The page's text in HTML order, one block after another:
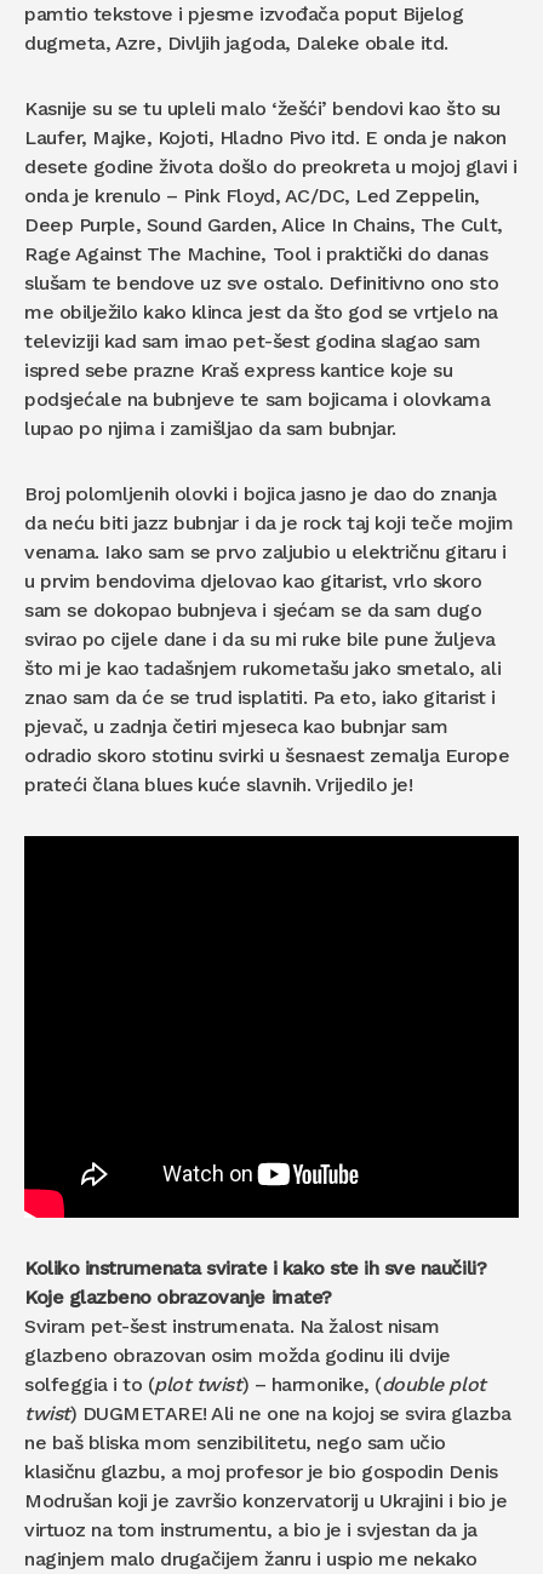
pamtio tekstove i pjesme izvođača poput Bijelog
dugmeta, Azre, Divljih jagoda, Daleke obale itd.
Kasnije su se tu upleli malo ‘žešći’ bendovi kao što su
Laufer, Majke, Kojoti, Hladno Pivo itd. E onda je nakon
desete godine života došlo do preokreta u mojoj glavi i
onda je krenulo – Pink Floyd, AC/DC, Led Zeppelin,
Deep Purple, Sound Garden, Alice In Chains, The Cult,
Rage Against The Machine, Tool i praktički do danas
slušam te bendove uz sve ostalo. Definitivno ono sto
me obilježilo kako klinca jest da što god se vrtjelo na
televiziji kad sam imao pet-šest godina slagao sam
ispred sebe prazne Kraš express kantice koje su
podsjećale na bubnjeve te sam bojicama i olovkama
lupao po njima i zamišljao da sam bubnjar.
Broj polomljenih olovki i bojica jasno je dao do znanja
da neću biti jazz bubnjar i da je rock taj koji teče mojim
venama. Iako sam se prvo zaljubio u električnu gitaru i
u prvim bendovima djelovao kao gitarist, vrlo skoro
sam se dokopao bubnjeva i sjećam se da sam dugo
svirao po cijele dane i da su mi ruke bile pune žuljeva
što mi je kao tadašnjem rukometašu jako smetalo, ali
znao sam da će se trud isplatiti. Pa eto, iako gitarist i
pjevač, u zadnja četiri mjeseca kao bubnjar sam
odradio skoro stotinu svirki u šesnaest zemalja Europe
prateći člana blues kuće slavnih. Vrijedilo je!
Koliko instrumenata svirate i kako ste ih sve naučili?
Koje glazbeno obrazovanje imate?
Sviram pet-šest instrumenata. Na žalost nisam
glazbeno obrazovan osim možda godinu ili dvije
solfeggia i to (plot twist) – harmonike, (double plot
twist) DUGMETARE! Ali ne one na kojoj se svira glazba
ne baš bliska mom senzibilitetu, nego sam učio
klasičnu glazbu, a moj profesor je bio gospodin Denis
Modrušan koji je završio konzervatorij u Ukrajini i bio je
virtuoz na tom instrumentu, a bio je i svjestan da ja
naginjem malo drugačijem žanru i uspio me nekako